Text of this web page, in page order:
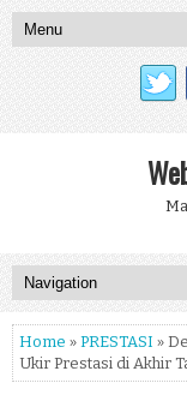
Home » PRESTASI »
Ukir Prestasi di Akhir